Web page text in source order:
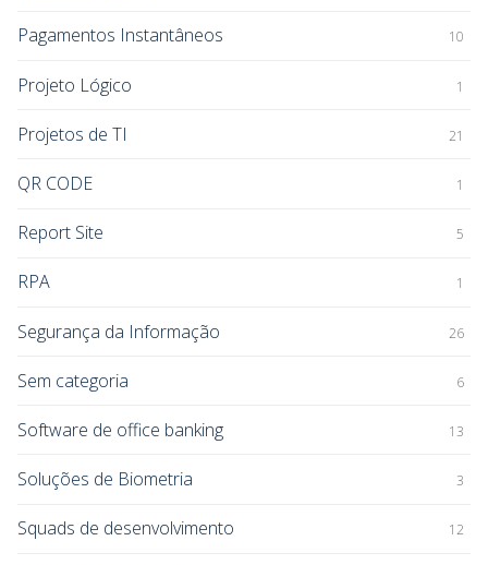
Pagamentos Instantâneos 10
Projeto Lógico 1
Projetos de TI 21
QR CODE 1
Report Site 5
RPA 1
Segurança da Informação 26
Sem categoria 6
Software de office banking 13
Soluções de Biometria 3
Squads de desenvolvimento 12